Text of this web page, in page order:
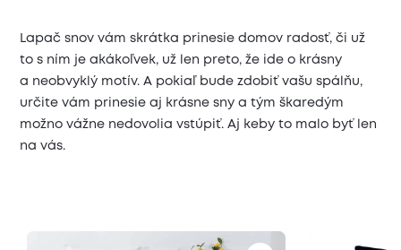
Lapač snov vám skrátka prinesie domov radosť, či už
to s ním je akákoľvek, už len preto, že ide o krásny
a neobvyklý motív. A pokiaľ bude zdobiť vašu spálňu,
určite vám prinesie aj krásne sny a tým škaredým
možno vážne nedovolia vstúpiť. Aj keby to malo byť len
na vás.